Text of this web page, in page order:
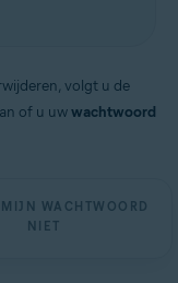
volgt u de
of u uwwachtwoord
MIJN WACHTWOORD
NIET